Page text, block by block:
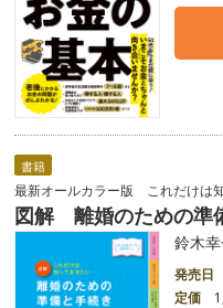
書籍
最新オールカラー版 これだけは
図解 離婚のための準
鈴木
発売日
定価